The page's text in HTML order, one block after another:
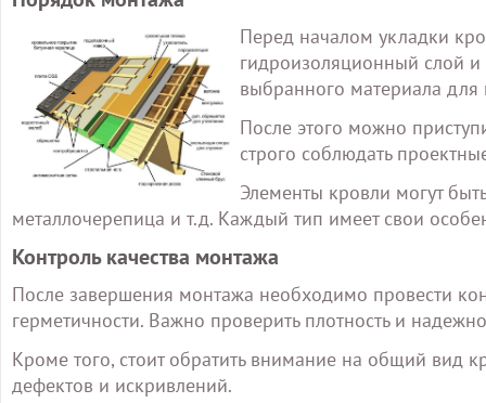
Перед началом укладки
гидроизоляционный слой и
выбранного материала для
После этого можно
строго соблюдать
Элементы кровли могут
металлочерепица и т.д. Каждый тип имеет свои
Контроль качества монтажа
После завершения монтажа необходимо провести
герметичности. Важно проверить плотность и
Кроме того, стоит обратить внимание на общий вид
дефектов и искривлений.